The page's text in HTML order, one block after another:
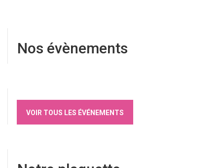
Nos évènements
VOIR TOUS LES ÉVÉNEMENTS